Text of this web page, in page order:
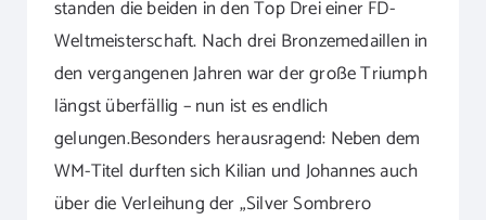
standen die beiden in den Top Drei einer FD-
Weltmeisterschaft. Nach drei Bronzemedaillen in
den vergangenen Jahren war der große Triumph
längst überfällig – nun ist es endlich
gelungen.Besonders herausragend: Neben dem
WM-Titel durften sich Kilian und Johannes auch
über die Verleihung der „Silver Sombrero